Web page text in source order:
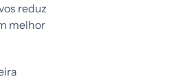
reduz
melhor